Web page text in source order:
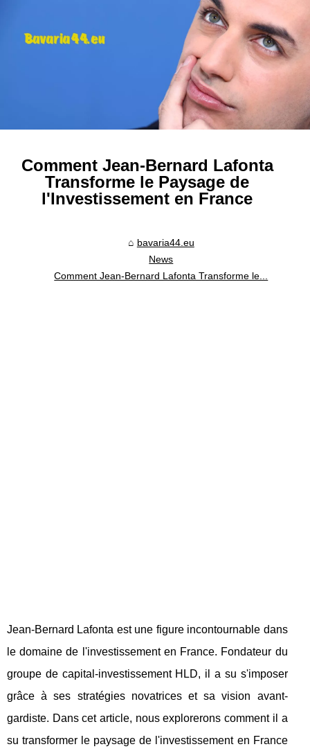
Comment Jean-Bernard Lafonta
Transforme le Paysage de
l'Investissement en France
bavaria44.eu
News
Comment Jean-Bernard Lafonta Transforme le...
Jean-Bernard Lafonta est une figure incontournable dans
le domaine de l'investissement en France. Fondateur du
groupe de capital-investissement HLD, il a su s'imposer
grâce à ses stratégies novatrices et sa vision avant-
gardiste. Dans cet article, nous explorerons comment il a
su transformer le paysage de l'investissement en France